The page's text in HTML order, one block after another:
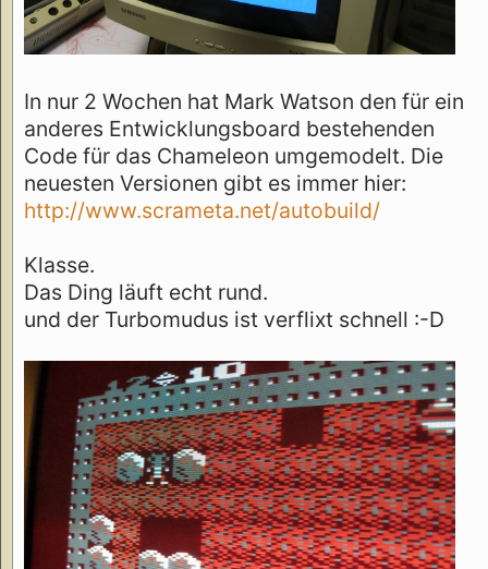
In nur 2 Wochen hat Mark Watson den für ein
anderes Entwicklungsboard bestehenden
Code für das Chameleon umgemodelt. Die
neuesten Versionen gibt es immer hier:
http://www.scrameta.net/autobuild/
Klasse.
Das Ding läuft echt rund.
und der Turbomudus ist verflixt schnell :-D